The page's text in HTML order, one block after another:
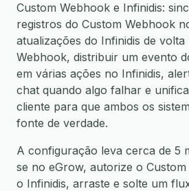
Custom Webhook e Infinidis:
registros do Custom Webhook
atualizações do Infinidis de
Webhook, distribuir um evento
em várias ações no Infinidis,
chat quando algo falhar e
cliente para que ambos os
fonte de verdade.
A configuração leva cerca de 5
se no eGrow, autorize o
o Infinidis, arraste e solte um